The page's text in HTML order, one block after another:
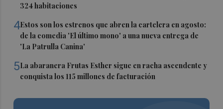
324 habitaciones
4Estos son los estrenos que abren la cartelera en agosto:
de la comedia 'El último mono' a una nueva entrega de
'La Patrulla Canina'
5La abaranera Frutas Esther sigue en racha ascendente y
conquista los 115 millones de facturación